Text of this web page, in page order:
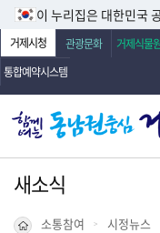
이 누리집은 대한민국
거제시청 관광문화 거제식물
통합예약시스템
새소식
소통참여 시정뉴스